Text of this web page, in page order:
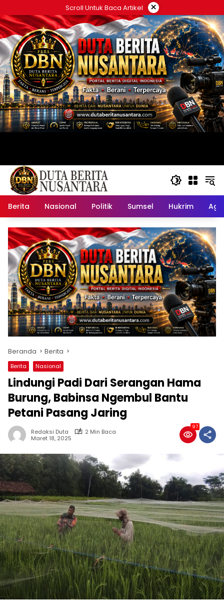
ke
konten
Scroll Untuk Baca Artikel ×
Berita Nasional Politik Sumsel Hukrim
Beranda Berita
Berita Nasional
Lindungi Padi Dari Serangan Hama
Burung, Babinsa Ngembul Bantu
Petani Pasang Jaring
Redaksi Duta
2 Min Baca
Maret 18, 2025
97